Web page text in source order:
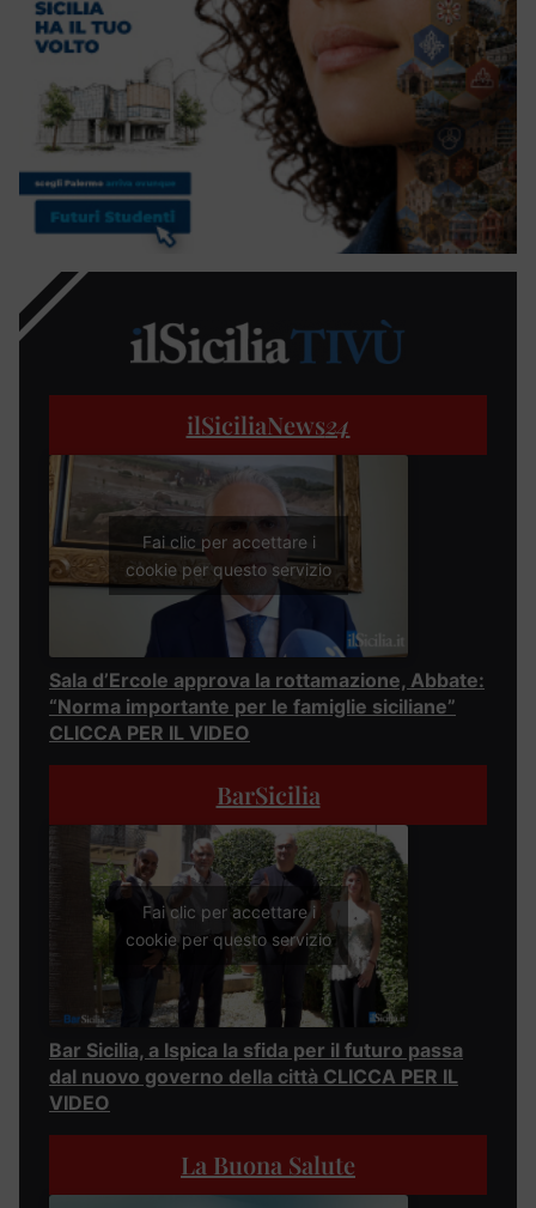
ilSiciliaNews24
Fai clic per accettare i
cookie per questo servizio
Sala d’Ercole approva la rottamazione, Abbate:
“Norma importante per le famiglie siciliane”
CLICCA PER IL VIDEO
BarSicilia
Fai clic per accettare i
cookie per questo servizio
Bar Sicilia, a Ispica la sfida per il futuro passa
dal nuovo governo della città CLICCA PER IL
VIDEO
La Buona Salute